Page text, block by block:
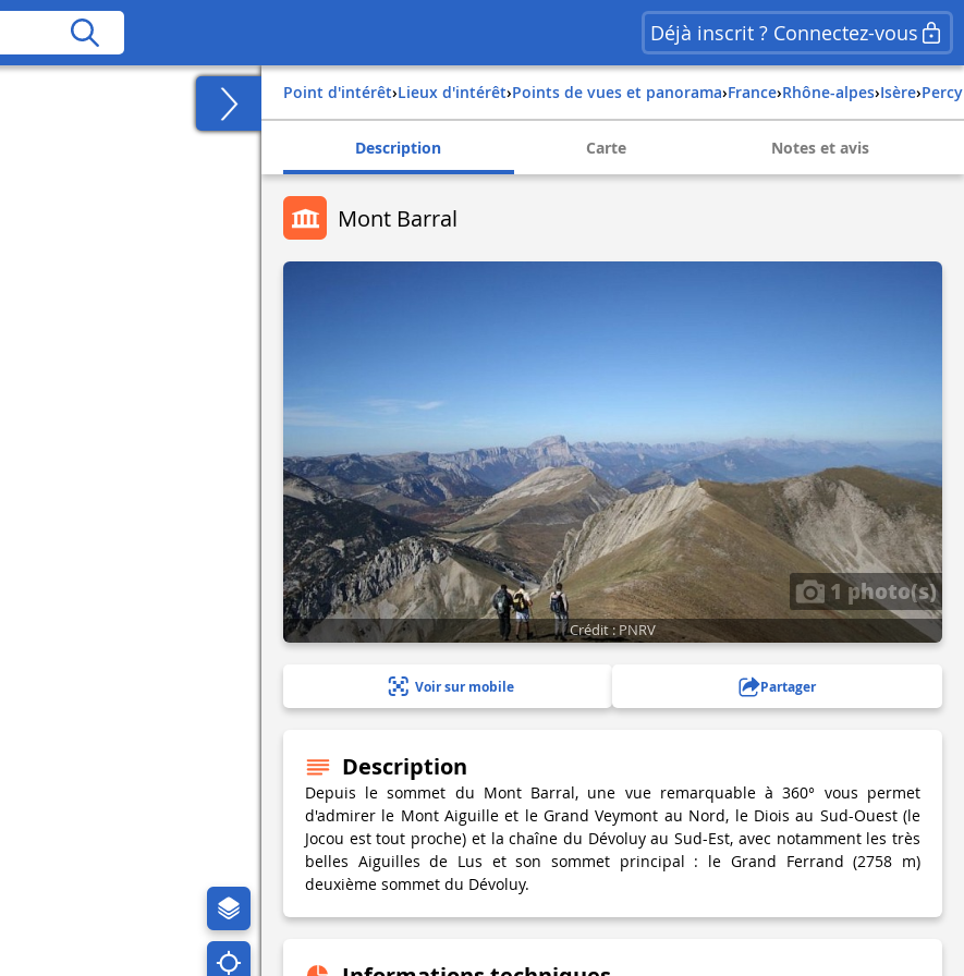
Déjà inscrit ? Connectez-vous
Point d'intérêt› Lieux d'intérêt› Points de vues et panorama› france› rhône-alpes› isère› percy
Description Carte Notes et avis
Mont Barral
1 photo(s)
Crédit : PNRV
Voir sur mobile Partager
Description
Depuis le sommet du Mont Barral, une vue remarquable à 360° vous permet
d'admirer le Mont Aiguille et le Grand Veymont au Nord, le Diois au Sud-Ouest (le
Jocou est tout proche) et la chaîne du Dévoluy au Sud-Est, avec notamment les très
belles Aiguilles de Lus et son sommet principal : le Grand Ferrand (2758 m)
deuxième sommet du Dévoluy.